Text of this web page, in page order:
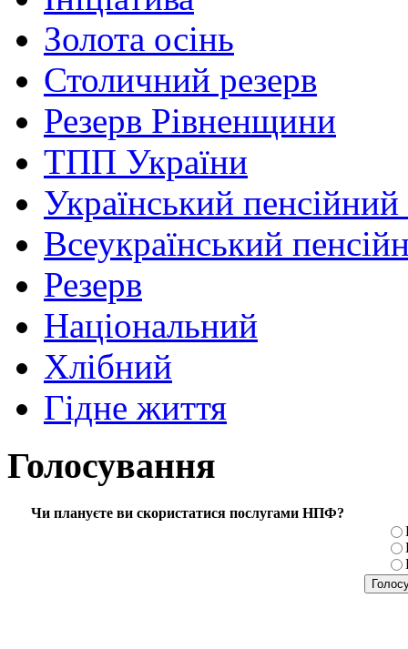
Золота осінь
Столичний резерв
Резерв Рівненщини
ТПП України
Український
Всеукраїнський
Резерв
Національний
Хлібний
Гідне життя
Голосування
Чи плануєте ви скористатися послугами НПФ?